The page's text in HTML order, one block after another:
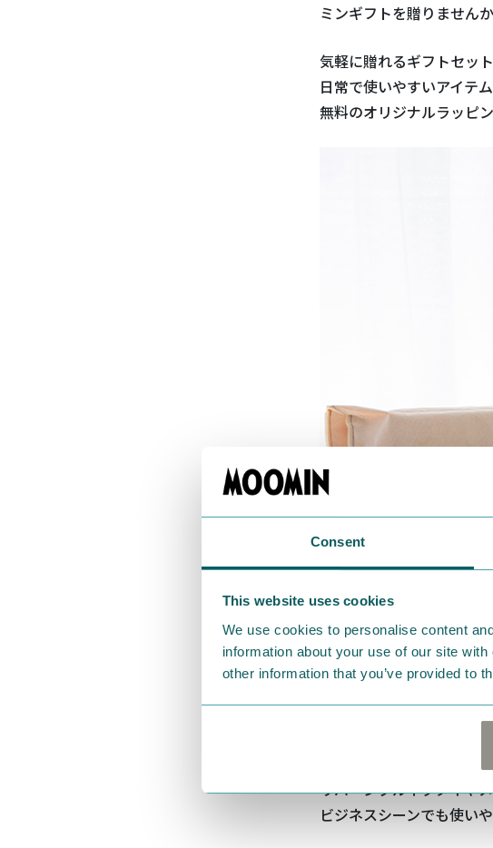
Consent
This website uses cookies
We use cookies to personalise content
information about your use of our site
other information that you’ve provided to
ミンギフトを贈りませんか
気軽に贈れるギフトセッ
日常で使いやすいアイテ
無料のオリジナルラッピ
さらに、遊び心のある新
リバーシブルネクタイや
ビジネスシーンでも使い